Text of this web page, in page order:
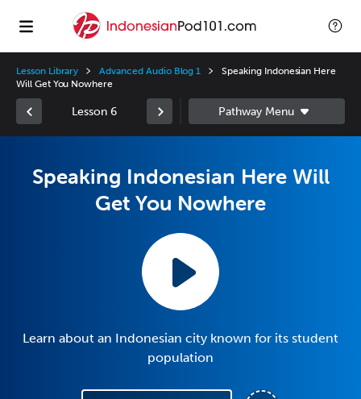
Lesson Library Advanced Audio Blog 1
Speaking Indonesian Here
Will Get You Nowhere
Lesson 6
Speaking Indonesian Here Will
Get You Nowhere
Learn about an Indonesian city known for its student
population